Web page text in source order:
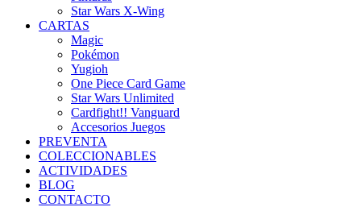
Star Wars X-Wing
CARTAS
Magic
Pokémon
Yugioh
One Piece Card Game
Star Wars Unlimited
Cardfight!! Vanguard
Accesorios Juegos
PREVENTA
COLECCIONABLES
ACTIVIDADES
BLOG
CONTACTO